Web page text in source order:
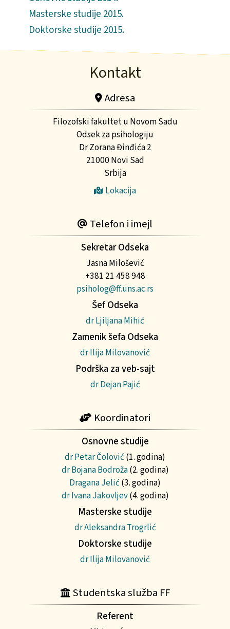
Masterske studije 2015.
Doktorske studije 2015.
Kontakt
Adresa
Filozofski fakultet u Novom Sadu
Odsek za psihologiju
Dr Zorana Đinđića 2
21000 Novi Sad
Srbija
Lokacija
Telefon i imejl
Sekretar Odseka
Jasna Milošević
+381 21 458 948
psiholog@ff.uns.ac.rs
Šef Odseka
dr Ljiljana Mihić
Zamenik šefa Odseka
dr Ilija Milovanović
Podrška za veb-sajt
dr Dejan Pajić
Koordinatori
Osnovne studije
dr Petar Čolović (1. godina)
dr Bojana Bodroža(2. godina)
Dragana Jelić (3. godina)
dr Ivana Jakovljev(4. godina)
Masterske studije
dr Aleksandra Trogrlić
Doktorske studije
dr Ilija Milovanović
Studentska služba FF
Referent